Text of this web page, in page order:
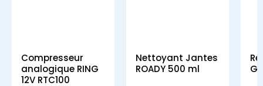
Compresseur
analogique RING
12V RTC100
Nettoyant Jantes
ROADY 500 ml